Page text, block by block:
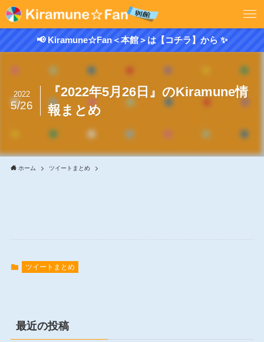
📢 Kiramune☆Fan＜本館＞は【コチラ】から ✨
『2022年5月26日』のKiramune情
報まとめ
2022
5/26
ホーム ツイートまとめ
ツイートまとめ
最近の投稿